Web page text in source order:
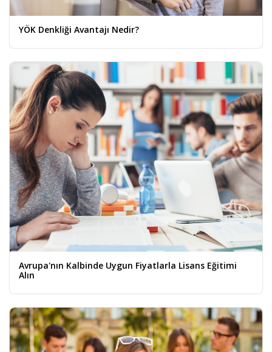
YÖK Denkliği Avantajı Nedir?
Avrupa'nın Kalbinde Uygun Fiyatlarla Lisans Eğitimi
Alın